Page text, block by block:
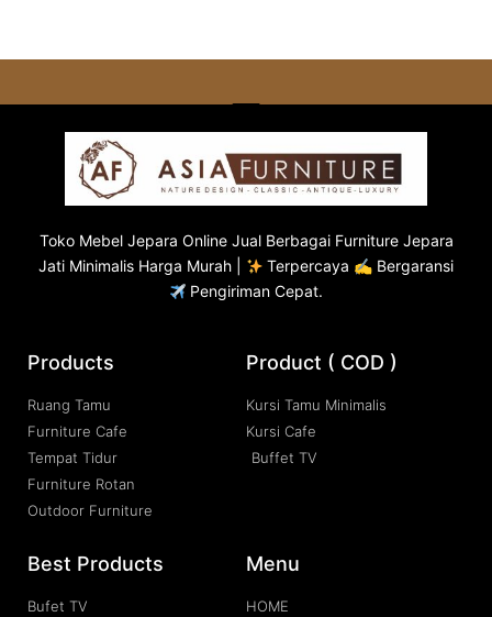
Toko Mebel Jepara Online Jual Berbagai Furniture Jepara
Jati Minimalis Harga Murah |
Terpercaya ✍ Bergaransi
Pengiriman Cepat.
Products
Ruang Tamu
Furniture Cafe
Tempat Tidur
Furniture Rotan
Outdoor Furniture
Product ( COD )
Kursi Tamu Minimalis
Kursi Cafe
Buffet TV
Best Products
Bufet TV
Menu
HOME